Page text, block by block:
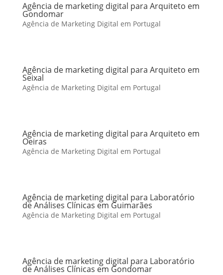
Agência de marketing digital para Arquiteto em
Gondomar
Agência de Marketing Digital em Portugal
Agência de marketing digital para Arquiteto em
Seixal
Agência de Marketing Digital em Portugal
Agência de marketing digital para Arquiteto em
Oeiras
Agência de Marketing Digital em Portugal
Agência de marketing digital para Laboratório
de Análises Clínicas em Guimarães
Agência de Marketing Digital em Portugal
Agência de marketing digital para Laboratório
de Análises Clínicas em Gondomar